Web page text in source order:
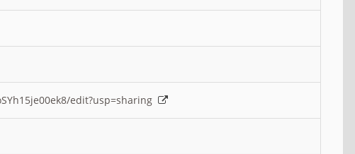
edit?usp=sharing